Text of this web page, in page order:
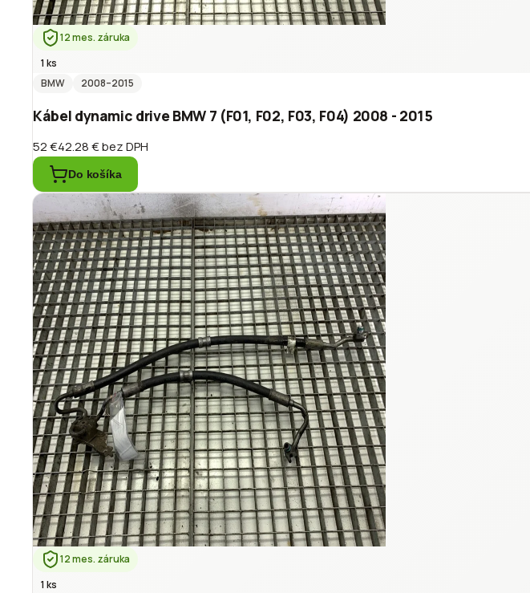
12 mes. záruka
1 ks
BMW
2008–2015
Kábel dynamic drive BMW 7 (F01, F02, F03, F04) 2008 - 2015
52 €42.28 €bez DPH
Do košíka
12 mes. záruka
1 ks